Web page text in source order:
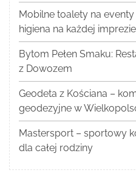
Mobilne toalety na
higiena na każdej imprezie
Bytom Pełen Smaku:
z Dowozem
Geodeta z Kościana –
geodezyjne w
Mastersport – sportowy
dla całej rodziny